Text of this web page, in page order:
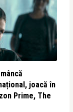
joacă în
Prime, The